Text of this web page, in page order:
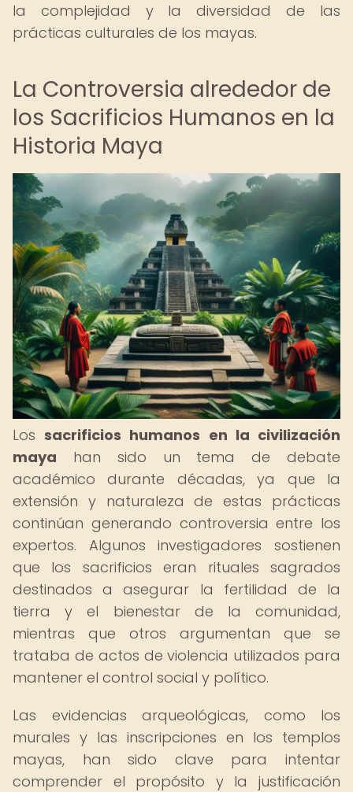
la complejidad y la diversidad de las
prácticas culturales de los mayas.
La Controversia alrededor de
los Sacrificios Humanos en la
Historia Maya
Lossacrificios humanos en la civilización
maya han sido un tema de debate
académico durante décadas, ya que la
extensión y naturaleza de estas prácticas
continúan generando controversia entre los
expertos. Algunos investigadores sostienen
que los sacrificios eran rituales sagrados
destinados a asegurar la fertilidad de la
tierra y el bienestar de la comunidad,
mientras que otros argumentan que se
trataba de actos de violencia utilizados para
mantener el control social y político.
Las evidencias arqueológicas, como los
murales y las inscripciones en los templos
mayas, han sido clave para intentar
comprender el propósito y la justificación